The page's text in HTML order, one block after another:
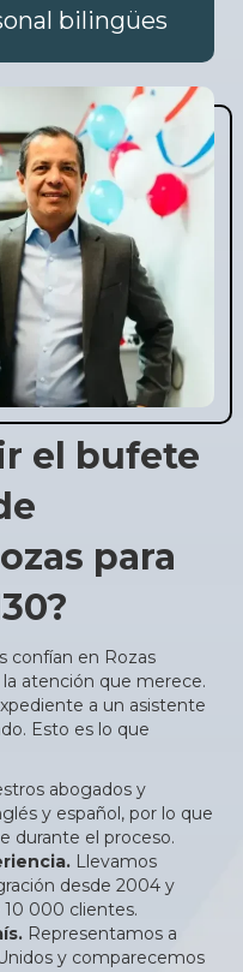
bilingües
el bufete
para
confían en Rozas
atención que merece.
a un asistente
Esto es lo que
abogados y
y español, por lo que
durante el proceso.
Llevamos
desde 2004 y
000 clientes.
Representamos a
y comparecemos